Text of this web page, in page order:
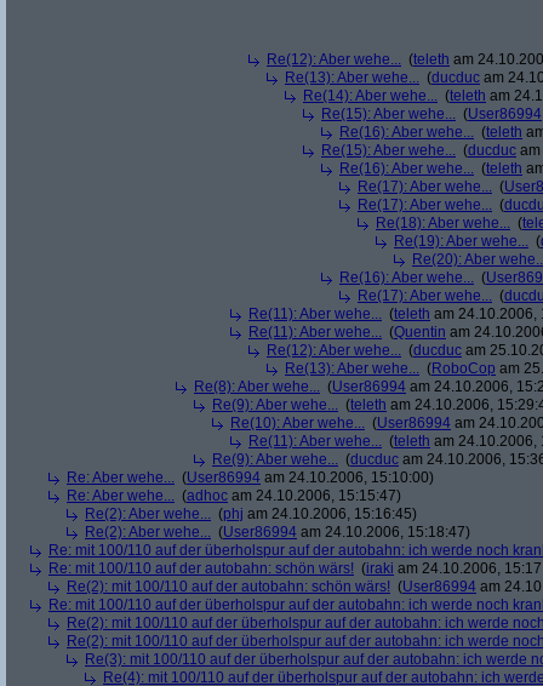
Re(12): Aber wehe... (teleth am
Re(13): Aber wehe... (ducduc am
Re(14): Aber wehe... (teleth am
Re(15): Aber wehe... (User86994
Re(16): Aber wehe... (teleth
Re(15): Aber wehe... (ducduc
Re(16): Aber wehe... (teleth
Re(17): Aber wehe... (
Re(17): Aber wehe... (
Re(18): Aber wehe... (
Re(19): Aber wehe... (
Re(20): Aber
Re(16): Aber wehe... (
Re(17): Aber wehe... (
Re(11): Aber wehe... (teleth am 24.10.2006,
Re(11): Aber wehe... (Quentin am
Re(12): Aber wehe... (ducduc am
Re(13): Aber wehe... (RoboCop am
Re(8): Aber wehe... (User86994 am 24.10.2006,
Re(9): Aber wehe... (teleth am 24.10.2006,
Re(10): Aber wehe... (User86994 am
Re(11): Aber wehe... (teleth am 24.10.2006,
Re(9): Aber wehe... (ducduc am 24.10.2006,
Re: Aber wehe... (User86994 am 24.10.2006, 15:10:00)
Re: Aber wehe... (adhoc am 24.10.2006, 15:15:47)
Re(2): Aber wehe... (phj am 24.10.2006, 15:16:45)
Re(2): Aber wehe... (User86994 am 24.10.2006, 15:18:47)
Re: mit 100/110 auf der überholspur auf der autobahn: ich werde noch
Re: mit 100/110 auf der autobahn: schön wärs! (iraki am 24.10.2006,
Re(2): mit 100/110 auf der autobahn: schön wärs! (User86994 am
Re: mit 100/110 auf der überholspur auf der autobahn: ich werde noch
Re(2): mit 100/110 auf der überholspur auf der autobahn: ich werde
Re(2): mit 100/110 auf der überholspur auf der autobahn: ich werde
Re(3): mit 100/110 auf der überholspur auf der autobahn: ich werde
Re(4): mit 100/110 auf der überholspur auf der autobahn: ich